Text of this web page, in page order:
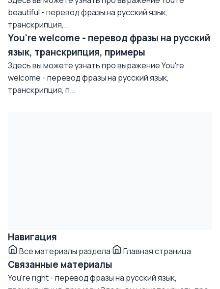
beautiful - перевод фразы на русский язык,
транскрипция,...
You're welcome - перевод фразы на русский
язык, транскрипция, примеры
Здесь вы можете узнать про выражение You're
welcome - перевод фразы на русский язык,
транскрипция, п...
Навигация
Все материалы раздела Главная страница
Связанные материалы
You're right - перевод фразы на русский язык,